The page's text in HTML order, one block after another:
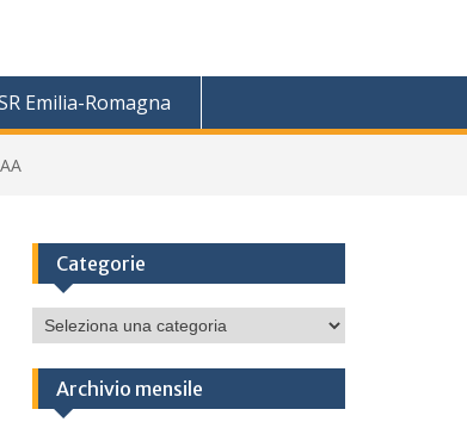
Emilia-Romagna
Categorie
Categorie
Archivio mensile